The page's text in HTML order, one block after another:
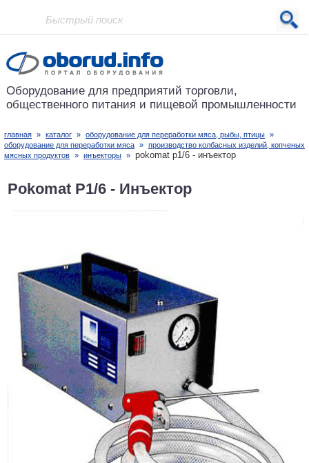
Проект основан в 2001 году
Оборудование для предприятий торговли,
общественного питания и пищевой промышленности
главная » каталог » оборудование для переработки мяса, рыбы, птицы »
оборудование для переработки мяса » производство колбасных изделий, копченых
мясных продуктов » инъекторы » pokomat p1/6 - инъектор
Pokomat P1/6 - Инъектор